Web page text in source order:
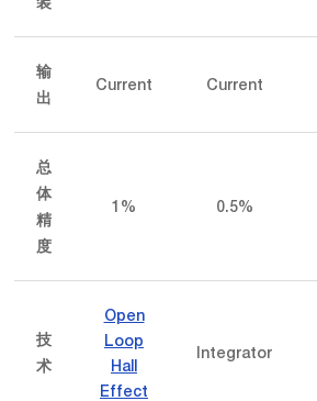
输
出
Current Current
总
体
精
度
1% 0.5%
技
术
Open
Loop
Hall
Effect
Integrator